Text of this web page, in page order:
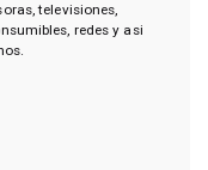
televisiones,
redes y asi